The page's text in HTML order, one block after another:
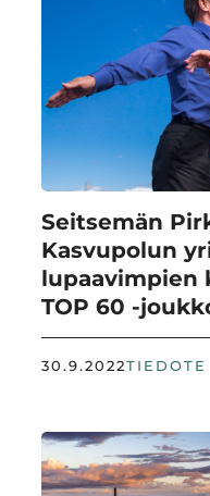
Seitsemän
Kasvupolun
lupaavimpien
TOP 60 -
30.9.2022TIEDOTE